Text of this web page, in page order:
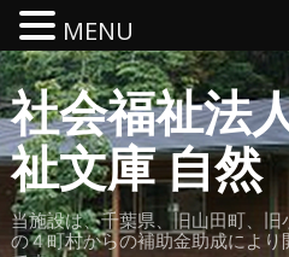
社会福祉法
祉文庫 自然
当施設は、千葉県、旧山田町、
の４町村からの補助金助成によ
MENU